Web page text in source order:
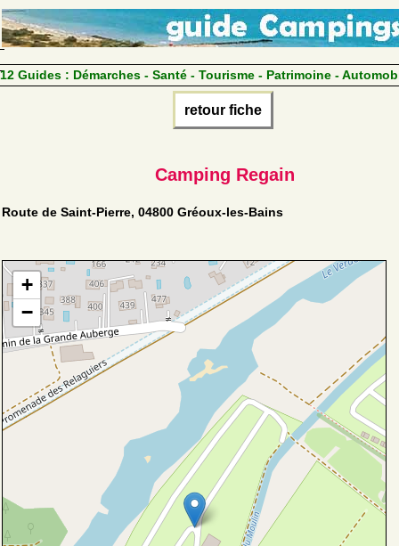
12 Guides : Démarches - Santé - Tourisme - Patrimoine -
retour fiche
Camping Regain
Route de Saint-Pierre, 04800 Gréoux-les-Bains
+
−